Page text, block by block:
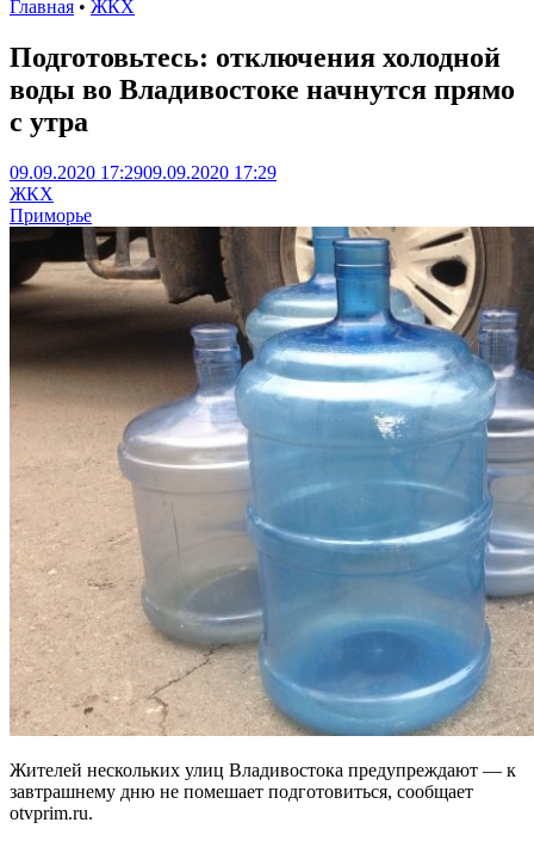
Главная • ЖКХ
Подготовьтесь: отключения холодной
воды во Владивостоке начнутся прямо
с утра
09.09.2020 17:2909.09.2020 17:29
ЖКХ
Приморье
Жителей нескольких улиц Владивостока предупреждают — к
завтрашнему дню не помешает подготовиться, сообщает
otvprim.ru.